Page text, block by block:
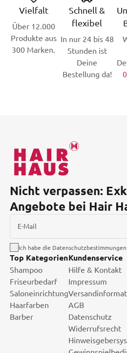
Vielfalt
Über 12.000
Produkte aus
300 Marken.
Schnell &
flexibel
In nur 24 bis 48
Stunden ist
Deine
Bestellung da!
Nicht verpassen:
Angebote bei Hair
E-Mail
Ich habe die
Top Kategorien
Shampoo
Friseurbedarf
Saloneinrichtung
Haarfarben
Barber
Kundenservice
Hilfe & Kontakt
Impressum
AGB
Datenschutz
Widerrufsrecht